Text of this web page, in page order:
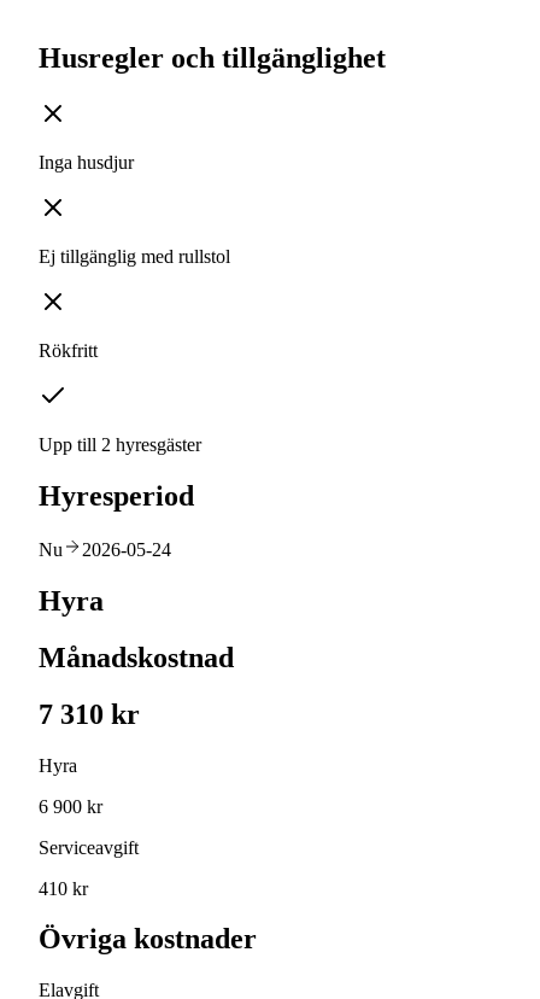
Husregler och tillgänglighet
Inga husdjur
Ej tillgänglig med rullstol
Rökfritt
Upp till 2 hyresgäster
Hyresperiod
Nu 2026-05-24
Hyra
Månadskostnad
7 310 kr
Hyra
6 900 kr
Serviceavgift
410 kr
Övriga kostnader
Elavgift